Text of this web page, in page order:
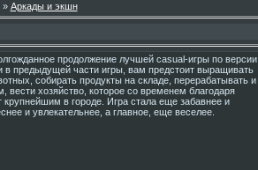
» Аркады и экшн
продолжение лучшей casual-игры по версии
в предыдущей части игры, вам предстоит выращивать
собирать продукты на складе, перерабатывать и
вести хозяйство, которое со временем благодаря
в городе. Игра стала еще забавнее и
и увлекательнее, а главное, еще веселее.